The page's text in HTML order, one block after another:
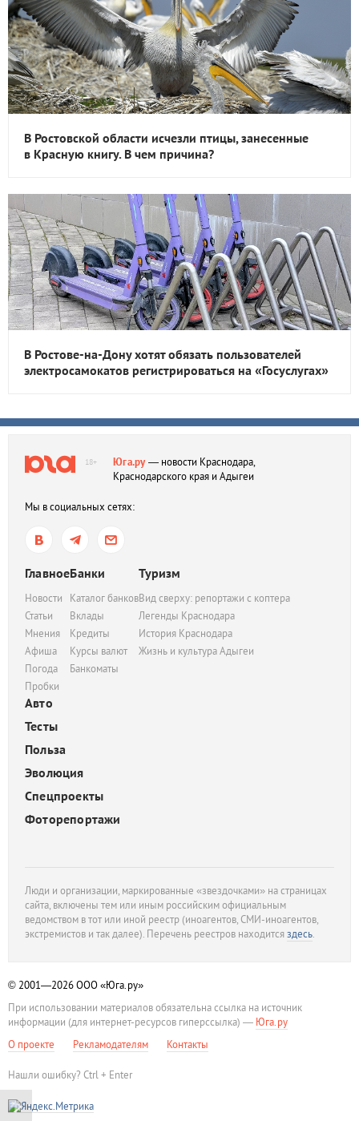
В Ростовской области исчезли птицы, занесенные
в Красную книгу. В чем причина?
В Ростове-на-Дону хотят обязать пользователей
электросамокатов регистрироваться на «Госуслугах»
18+ Юга.ру— новости Краснодара,
Краснодарского края и Адыгеи
Мы в социальных сетях:
Главное
Новости
Статьи
Мнения
Афиша
Погода
Пробки
Банки
Каталог банков
Вклады
Кредиты
Курсы валют
Банкоматы
Туризм
Вид сверху: репортажи с коптера
Легенды Краснодара
История Краснодара
Жизнь и культура Адыгеи
Авто
Тесты
Польза
Эволюция
Спецпроекты
Фоторепортажи
Люди и организации, маркированные «звездочками» на страницах
сайта, включены тем или иным российским официальным
ведомством в тот или иной реестр (иноагентов, СМИ-иноагентов,
экстремистов и так далее). Перечень реестров находитсяздесь.
© 2001—2026ООО «Юга.ру»
При использовании материалов обязательна ссылка на источник
информации (для интернет-ресурсов гиперссылка) — Юга.ру
О проекте
Рекламодателям Контакты
Нашли ошибку? Ctrl + Enter